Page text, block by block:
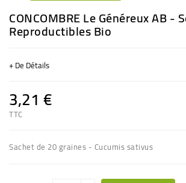
CONCOMBRE Le Généreux AB -
Reproductibles Bio
+ De Détails
3,21 €
TTC
Sachet de 20 graines - Cucumis sativus